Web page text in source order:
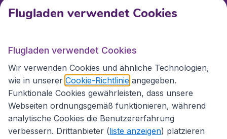
Internationale Webseiten
Folgen Sie uns:
Flugladen verwendet Cookies
Flugladen verwendet Cookies
Wir verwenden Cookies und ähnliche Technologien,
wie in unserer Cookie-Richtlinie angegeben.
Funktionale Cookies gewährleisten, dass unsere
Webseiten ordnungsgemäß funktionieren, während
analytische Cookies die Benutzererfahrung
verbessern. Drittanbieter (liste anzeigen) platzieren